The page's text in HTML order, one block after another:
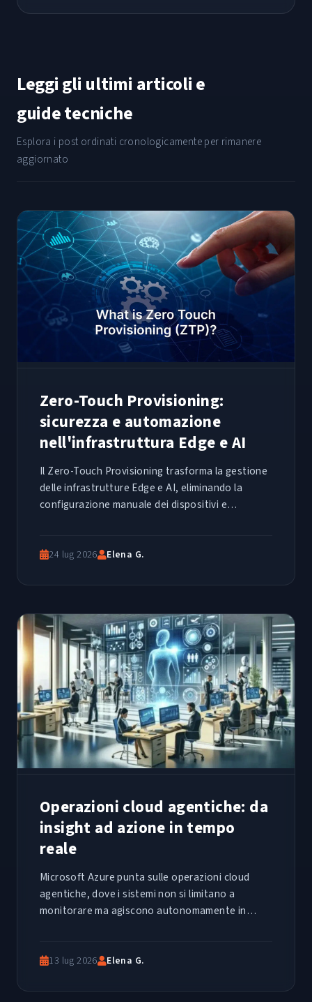
Leggi gli ultimi articoli e
guide tecniche
Esplora i post ordinati cronologicamente per rimanere
aggiornato
Zero-Touch Provisioning:
sicurezza e automazione
nell'infrastruttura Edge e AI
Il Zero-Touch Provisioning trasforma la gestione
delle infrastrutture Edge e AI, eliminando la
configurazione manuale dei dispositivi e
24 lug 2026 Elena G.
Operazioni cloud agentiche: da
insight ad azione in tempo
reale
Microsoft Azure punta sulle operazioni cloud
agentiche, dove i sistemi non si limitano a
monitorare ma agiscono autonomamente in
13 lug 2026 Elena G.